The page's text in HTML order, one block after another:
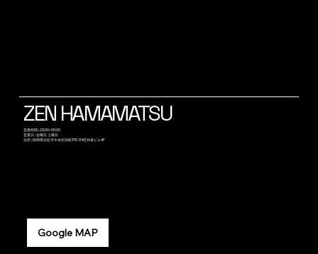
Google MAP
ZEN HAMAMATSU
​営業時間 : 23:00~05:00
営業日 : 金曜日 土曜日
​住所 : 静岡県浜松市中央区田町315-34笠井屋ビル4F